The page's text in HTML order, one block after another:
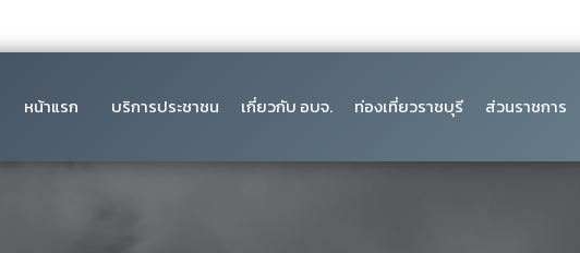
หน้าแรก บริการประชาชน เกี่ยวกับ อบจ. ท่องเที่ยวราชบุรี ส่วนราชการ